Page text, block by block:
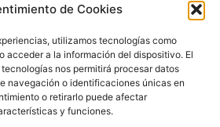
de Cookies
utilizamos tecnologías como
acceder a la información del dispositivo. El
nos permitirá procesar datos
navegación o identificaciones únicas en
o retirarlo puede afectar
y funciones.
Enviar